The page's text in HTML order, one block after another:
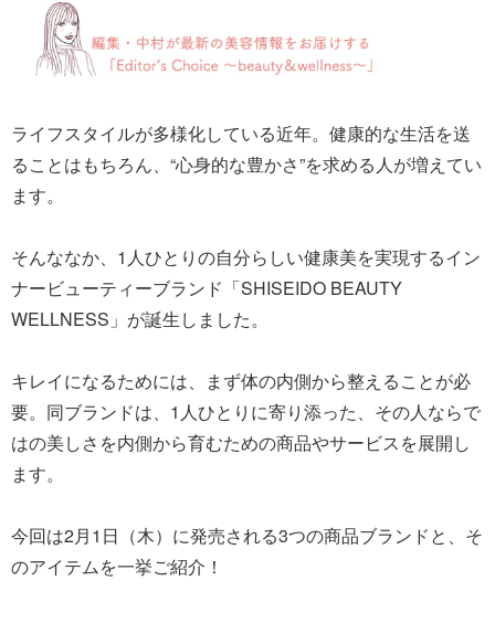
ライフスタイルが多様化している近年。健康的な生活を送
ることはもちろん、“心身的な豊かさ”を求める人が増えてい
ます。
そんななか、1人ひとりの自分らしい健康美を実現するイン
ナービューティーブランド「SHISEIDO BEAUTY
WELLNESS」が誕生しました。
キレイになるためには、まず体の内側から整えることが必
要。同ブランドは、1人ひとりに寄り添った、その人ならで
はの美しさを内側から育むための商品やサービスを展開し
ます。
今回は2月1日（木）に発売される3つの商品ブランドと、そ
のアイテムを一挙ご紹介！